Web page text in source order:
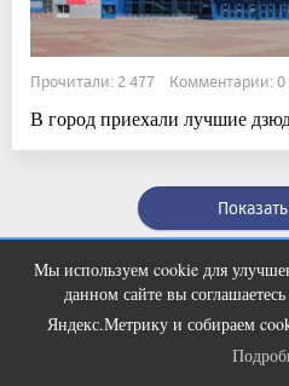
Прочитали: 2 477 Комментарии: 0
В город приехали лучшие
Полное или частичное воспроизведении
Мы используем cookie для
данном сайте вы
Яндекс.Метрику и собираем
Ролик из
долго